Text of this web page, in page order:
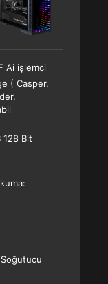
Ai işlemci
( Casper,
128 Bit
Soğutucu